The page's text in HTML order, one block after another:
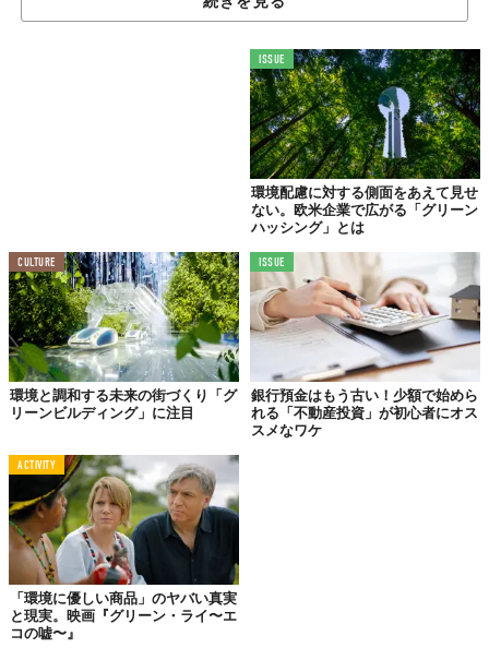
ットとしては、「グリーン預金」に切り替えることで世界的な脱
に貢献できる点だ。
日本の銀行が導入するのは初めてということだが、これを機に基
本企業のESG（環境・社会・企業統治）への取り組みが加速する
Top image: ©VectorMine/Shutterstock.com
TABI LABO
この世界は、もっと広いはずだ。
ISSUE
環境配慮に対する側面をあえて見せ
ない。欧米企業で広がる「グリーン
ハッシング」とは
CULTURE
環境と調和する未来の街づくり「グ
リーンビルディング」に注目
ISSUE
銀行預金はもう古い！少額で始めら
れる「不動産投資」が初心者にオス
スメなワケ
ACTIVITY
「環境に優しい商品」のヤバい真実
と現実。映画『グリーン・ライ〜エ
コの嘘〜』